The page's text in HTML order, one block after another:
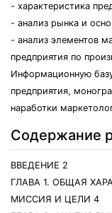
- характеристика
- анализ рынка и
- анализ элементов
предприятия по
Информационную
предприятия,
наработки
Содержание
ВВЕДЕНИЕ 2
ГЛАВА 1. ОБЩАЯ
МИССИЯ И ЦЕЛИ 4